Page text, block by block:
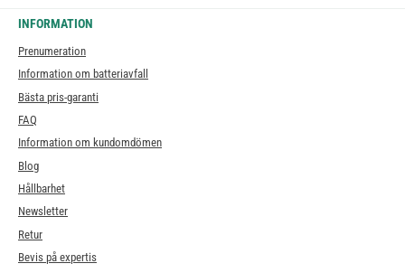
INFORMATION
Prenumeration
Information om batteriavfall
Bästa pris-garanti
FAQ
Information om kundomdömen
Blog
Hållbarhet
Newsletter
Retur
Bevis på expertis